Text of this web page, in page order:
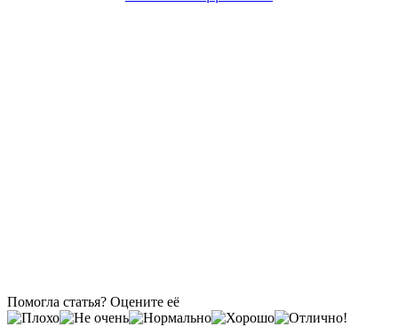
Помогла статья? Оцените её